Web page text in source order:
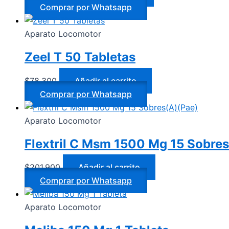
Comprar por Whatsapp
Aparato Locomotor
Zeel T 50 Tabletas
$78.300
Añadir al carrito
Comprar por Whatsapp
Aparato Locomotor
Flextril C Msm 1500 Mg 15
$201.900
Añadir al carrito
Comprar por Whatsapp
Aparato Locomotor